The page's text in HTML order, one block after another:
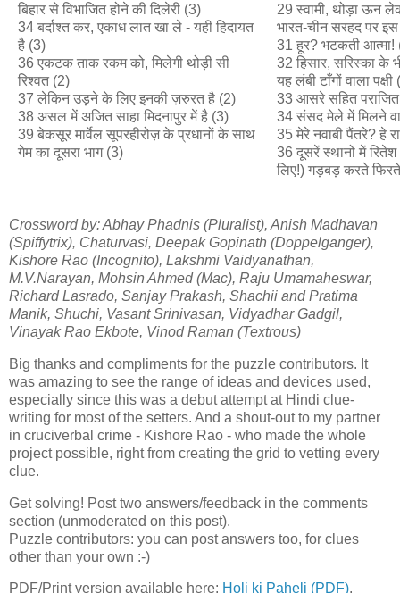
बिहार से विभाजित होने की दिलेरी (3)
34 बर्दाश्त कर, एकाध लात खा ले - यही हिदायत
है (3)
36 एकटक ताक रकम को, मिलेगी थोड़ी सी
रिश्वत (2)
37 लेकिन उड़ने के लिए इनकी ज़रुरत है (2)
38 असल में अजित साहा मिदनापुर में है (3)
39 बेकसूर मार्वेल सूपरहीरोज़ के प्रधानों के साथ
गेम का दूसरा भाग (3)
29 स्वामी, थोड़ा ऊन
भारत-चीन सरहद पर
31 हूर? भटकती आत्मा!
32 हिसार, सरिस्का के
यह लंबी टाँगों वाला पक्षी
33 आसरे सहित
34 संसद मेले में मिलने
35 मेरे नवाबी पैंतरे? हे
36 दूसरें स्थानों में
लिए!) गड़बड़ करते
Crossword by: Abhay Phadnis (Pluralist), Anish Madhavan
(Spiffytrix), Chaturvasi, Deepak Gopinath (Doppelganger),
Kishore Rao (Incognito), Lakshmi Vaidyanathan,
M.V.Narayan, Mohsin Ahmed (Mac), Raju Umamaheswar,
Richard Lasrado, Sanjay Prakash, Shachii and Pratima
Manik, Shuchi, Vasant Srinivasan, Vidyadhar Gadgil,
Vinayak Rao Ekbote, Vinod Raman (Textrous)
Big thanks and compliments for the puzzle contributors. It
was amazing to see the range of ideas and devices used,
especially since this was a debut attempt at Hindi clue-
writing for most of the setters. And a shout-out to my partner
in cruciverbal crime - Kishore Rao - who made the whole
project possible, right from creating the grid to vetting every
clue.
Get solving! Post two answers/feedback in the comments
section (unmoderated on this post).
Puzzle contributors: you can post answers too, for clues
other than your own :-)
PDF/Print version available here: Holi ki Paheli (PDF).